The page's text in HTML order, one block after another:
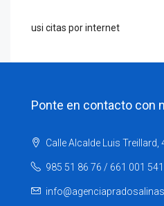
usi citas por internet
Ponte en contacto con
Calle Alcalde Luis
985 51 86 76 / 661 001 541